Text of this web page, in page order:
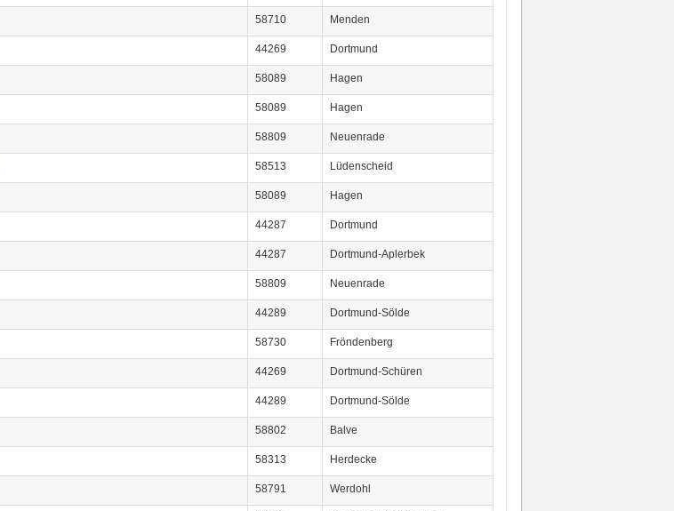
58710 Menden
44269 Dortmund
58089 Hagen
58089 Hagen
58809 Neuenrade
58513 Lüdenscheid
58089 Hagen
44287 Dortmund
44287 Dortmund-Aplerbek
58809 Neuenrade
44289 Dortmund-Sölde
58730 Fröndenberg
44269 Dortmund-Schüren
44289 Dortmund-Sölde
58802 Balve
58313 Herdecke
58791 Werdohl